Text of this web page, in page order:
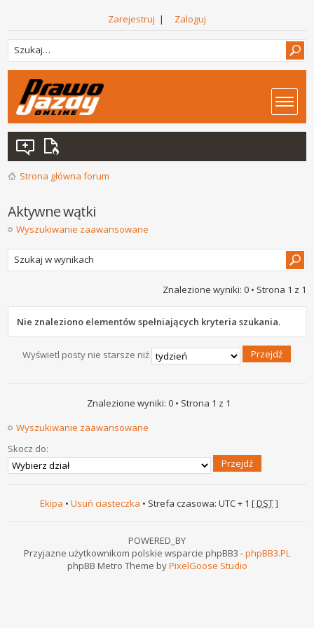
Zarejestruj | Zaloguj
Strona główna forum
Aktywne wątki
Wyszukiwanie zaawansowane
Znalezione wyniki: 0 • Strona 1 z 1
Nie znaleziono elementów spełniających kryteria szukania.
Wyświetl posty nie starsze niż
Znalezione wyniki: 0 • Strona 1 z 1
Wyszukiwanie zaawansowane
Skocz do:
Ekipa • Usuń ciasteczka • Strefa czasowa: UTC + 1 [DST]
POWERED_BY
Przyjazne użytkownikom polskie wsparcie phpBB3 -phpBB3.PL
phpBB Metro Theme byPixelGoose Studio